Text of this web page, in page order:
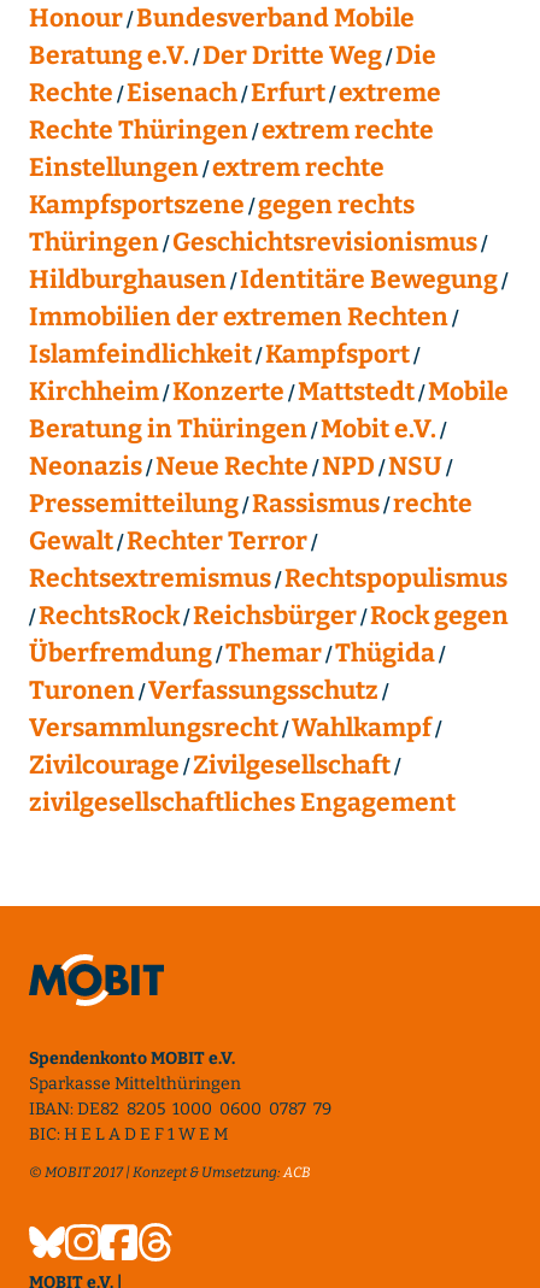
Honour Bundesverband Mobile
Beratung e.V. Der Dritte Weg Die
Rechte Eisenach Erfurt extreme
Rechte Thüringen extrem rechte
Einstellungen extrem rechte
Kampfsportszene gegen rechts
Thüringen Geschichtsrevisionismus
Hildburghausen Identitäre Bewegung
Immobilien der extremen Rechten
Islamfeindlichkeit Kampfsport
Kirchheim Konzerte Mattstedt Mobile
Beratung in Thüringen Mobit e.V.
Neonazis Neue Rechte NPD NSU
Pressemitteilung Rassismus rechte
Gewalt Rechter Terror
Rechtsextremismus Rechtspopulismus
RechtsRock Reichsbürger Rock gegen
Überfremdung Themar Thügida
Turonen Verfassungsschutz
Versammlungsrecht Wahlkampf
Zivilcourage Zivilgesellschaft
zivilgesellschaftliches Engagement
Spendenkonto MOBIT e.V.
Sparkasse Mittelthüringen
IBAN: DE82 8205 1000 0600 0787 79
BIC: H E L A D E F 1 W E M
© MOBIT 2017 | Konzept & Umsetzung:ACB
MOBIT e.V. |